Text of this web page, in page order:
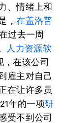
、情绪上和
，在盖洛普
过去一周
人力资源软
，在该公司
雇主对自己
在让许多员
年的一项研
受不到公司